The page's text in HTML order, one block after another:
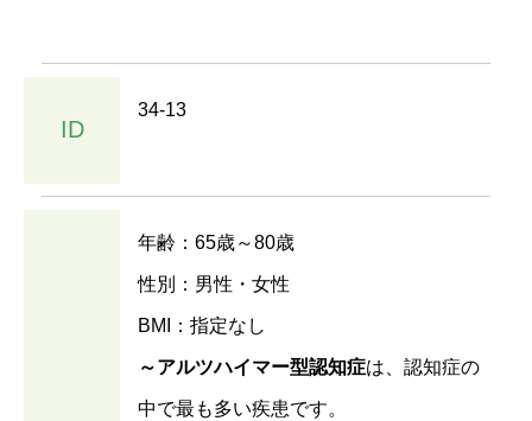
ID
34-13
年齢：65歳～80歳
性別：男性・女性
BMI：指定なし
～アルツハイマー型認知症は、認知症の
中で最も多い疾患です。